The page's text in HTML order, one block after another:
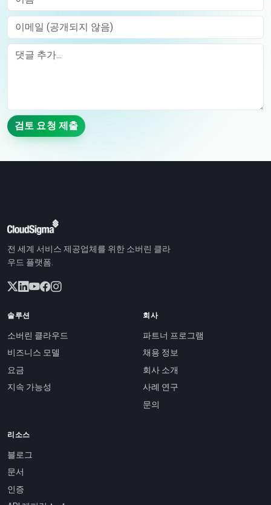
이메일 (공개되지 않음)
Comment
검토 요청 제출
전 세계 서비스 제공업체를 위한 소버린 클라
우드 플랫폼.
솔루션
소버린 클라우드
비즈니스 모델
요금
지속 가능성
회사
파트너 프로그램
채용 정보
회사 소개
사례 연구
문의
리소스
블로그
문서
인증